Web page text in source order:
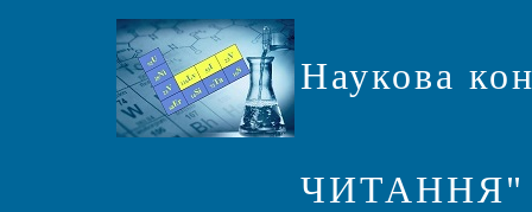
Наукова
ЧИТАННЯ"